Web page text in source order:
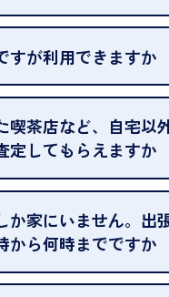
類をご用意ください。ご利
をご確認ください。
すが利用できますか
方は、保護者の同意があっ
ん。
喫茶店など、自宅以
定してもらえますか
での査定はお引き受けでき
、ほかのお客様への迷惑と
めです。
か家にいません。出
から何時までですか
時間は、10時から19時です